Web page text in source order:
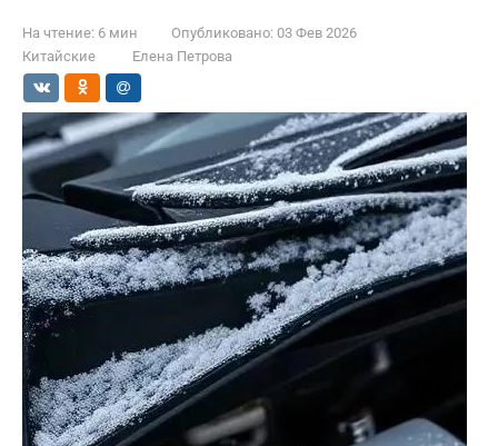
На чтение: 6 мин Опубликовано: 03 Фев 2026
Китайские
Елена Петрова